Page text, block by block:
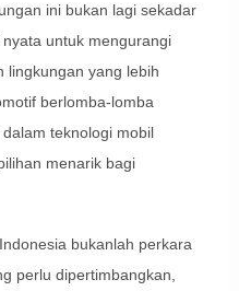
ini bukan lagi sekadar
untuk mengurangi
lingkungan yang lebih
berlomba-lomba
teknologi mobil
menarik bagi
bukanlah perkara
perlu dipertimbangkan,